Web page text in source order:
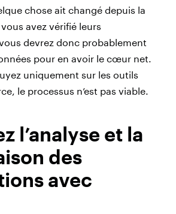
chose ait changé depuis la
avez vérifié leurs
devrez donc probablement
pour en avoir le cœur net.
uniquement sur les outils
le processus n’est pas viable.
l’analyse et la
des
avec